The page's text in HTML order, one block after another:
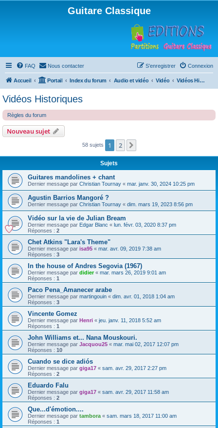
Guitare Classique
FAQ Nous contacter Connexion
S’enregistrer
Accueil Portail Index du forum Audio et vidéo Vidéo Vidéos Historiques
Vidéos Historiques
Règles du forum
Nouveau sujet
58 sujets 1 2
Sujets
Guitares mandolines + chant
Dernier message par Christian Tournay « mar. janv. 30, 2024 10:25 pm
Agustin Barrios Mangoré ?
Dernier message par Christian Tournay « dim. mars 19, 2023 8:56 pm
Vidéo sur la vie de Julian Bream
Dernier message par Edgar Blanc « lun. févr. 03, 2020 8:37 pm
Réponses : 2
Chet Atkins "Lara's Theme"
Dernier message par isa95 « mar. avr. 09, 2019 7:38 am
Réponses : 3
In the house of Andres Segovia (1967)
Dernier message par didier« mar. mars 26, 2019 9:01 am
Réponses : 1
Paco Pena_Amanecer arabe
Dernier message par martingouin « dim. avr. 01, 2018 1:04 am
Réponses : 3
Vincente Gomez
Dernier message par Henri « jeu. janv. 11, 2018 5:52 am
Réponses : 1
John Williams et... Nana Mouskouri.
Dernier message par Jacquou25 « mar. mai 02, 2017 12:07 pm
Réponses : 10
Cuando se dice adiós
Dernier message par giga17 « sam. avr. 29, 2017 2:27 pm
Réponses : 2
Eduardo Falu
Dernier message par giga17 « sam. avr. 29, 2017 11:58 am
Réponses : 2
Que...d'émotion....
Dernier message par tambora « sam. mars 18, 2017 11:00 am
Réponses : 1